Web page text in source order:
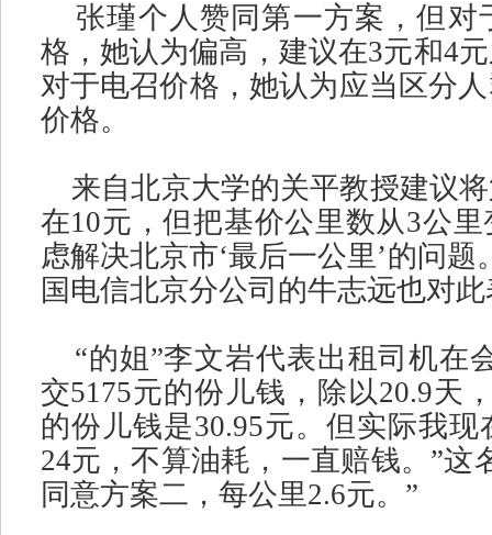
张瑾个人赞同第一方案，但对
格，她认为偏高，建议在3元和4
对于电召价格，她认为应当区分
价格。
来自北京大学的关平教授建议
在10元，但把基价公里数从3公里
虑解决北京市‘最后一公里’的问题
国电信北京分公司的牛志远也对
“的姐”李文岩代表出租司机在
交5175元的份儿钱，除以20.9天
的份儿钱是30.95元。但实际我现
24元，不算油耗，一直赔钱。 ”这
同意方案二，每公里2.6元。 ”